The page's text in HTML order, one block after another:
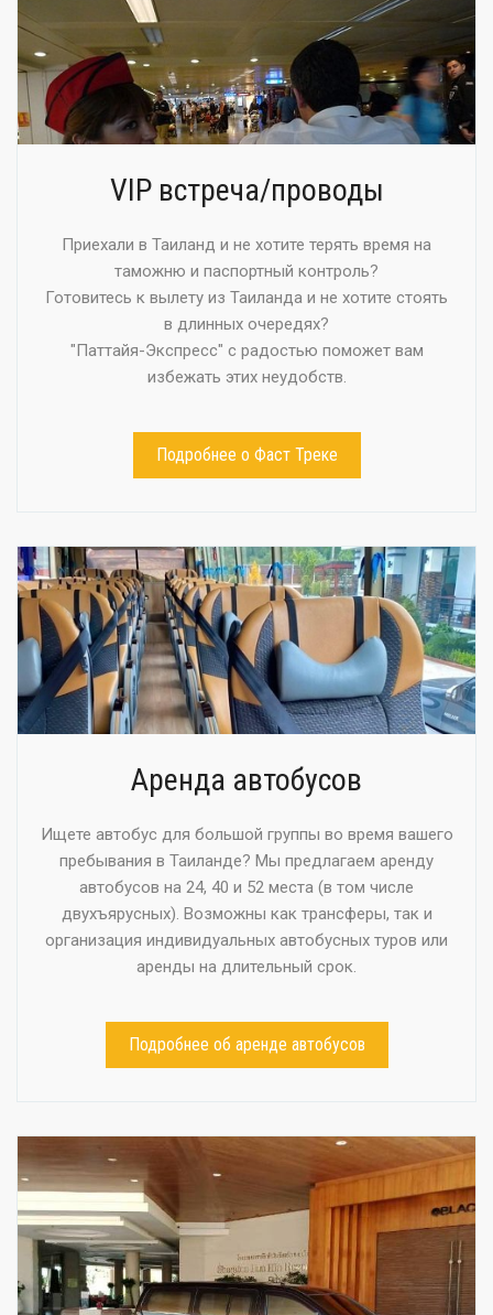
VIP встреча/проводы
Приехали в Таиланд и не хотите терять время на
таможню и паспортный контроль?
Готовитесь к вылету из Таиланда и не хотите стоять
в длинных очередях?
"Паттайя-Экспресс" с радостью поможет вам
избежать этих неудобств.
Подробнее о Фаст Треке
Аренда автобусов
Ищете автобус для большой группы во время вашего
пребывания в Таиланде? Мы предлагаем аренду
автобусов на 24, 40 и 52 места (в том числе
двухъярусных). Возможны как трансферы, так и
организация индивидуальных автобусных туров или
аренды на длительный срок.
Подробнее об аренде автобусов